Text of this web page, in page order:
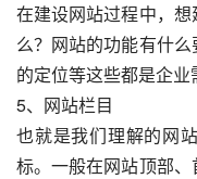
在建设网站过程中，
么？网站的功能有什
的定位等这些都是企业
5、网站栏目
也就是我们理解的网
标。一般在网站顶部、